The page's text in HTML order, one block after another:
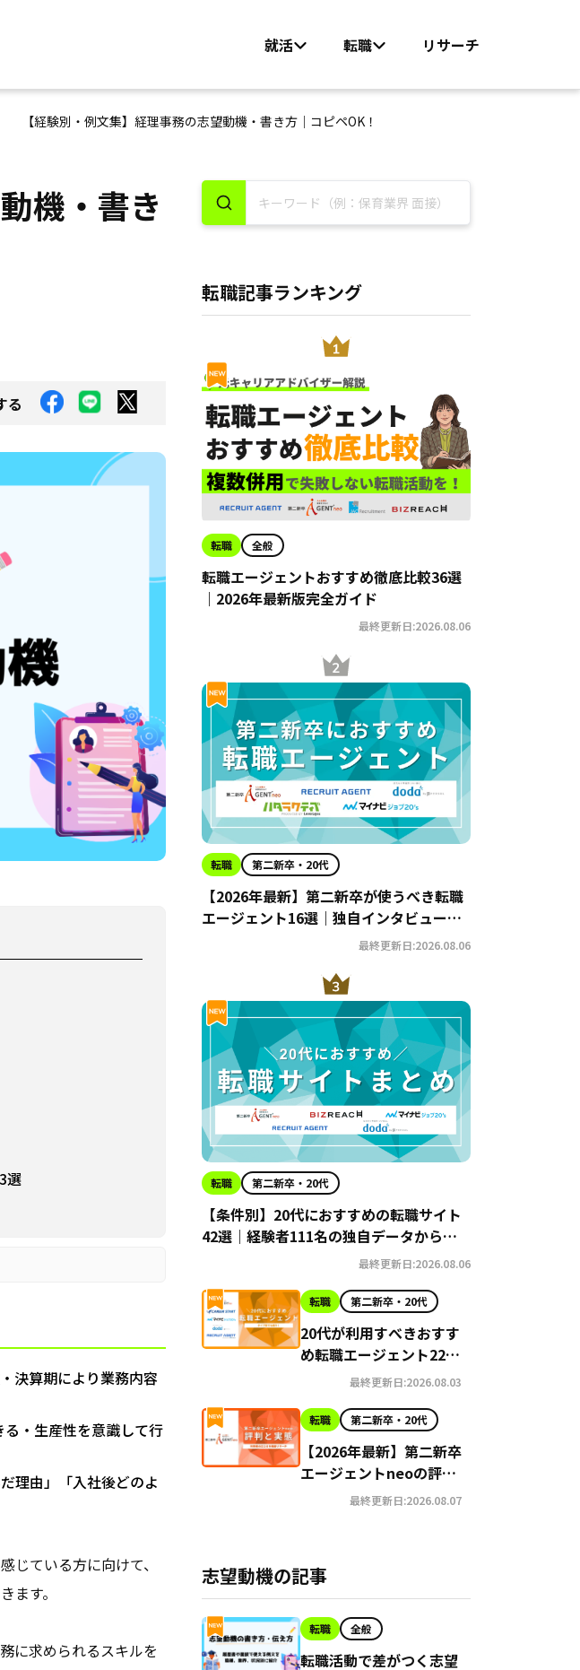
就活 転職 リサーチ
【経験別・例文集】経理事務の志望動機・書き方｜コピペOK！
機・書き
る
選
決算期により業務内容
・生産性を意識して行
理由」「入社後どのよ
じている方に向けて、
ます。
に求められるスキルを
転職記事ランキング
転職 全般
転職エージェントおすすめ徹底比較36選
｜2026年最新版完全ガイド
最終更新日:2026.08.06
転職 第二新卒・20代
【2026年最新】第二新卒が使うべき転職
エージェント16選｜独自インタビューか
らわかるおすすめ理由・サービスの特徴
最終更新日:2026.08.06
転職 第二新卒・20代
【条件別】20代におすすめの転職サイト
42選｜経験者111名の独自データから導
最終更新日:2026.08.06
転職 第二新卒・20代
20代が利用すべきおすす
め転職エージェント22選
【2026年最新】
最終更新日:2026.08.03
転職 第二新卒・20代
【2026年最新】第二新卒
エージェントneoの評判
はやばい？Google口コ
最終更新日:2026.08.07
志望動機の記事
転職 全般
転職活動で差がつく志望